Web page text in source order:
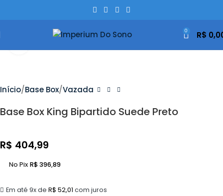
0 R$
Início Base Box Vazada
Base Box King Bipartido Suede Preto
R$ 404,99
Em até 9x de R$ 52,01 com juros
No Pix R$396,89